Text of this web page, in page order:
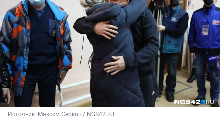
Источник: Максим Серков / NGS42.RU